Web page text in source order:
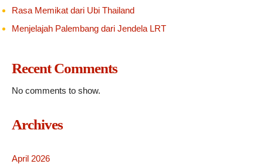
Rasa Memikat dari Ubi Thailand
Menjelajah Palembang dari Jendela LRT
Recent Comments
No comments to show.
Archives
April 2026